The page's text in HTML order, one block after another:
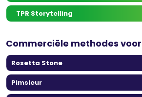
TPR Storytelling
Commerciële methodes
Rosetta Stone
Pimsleur